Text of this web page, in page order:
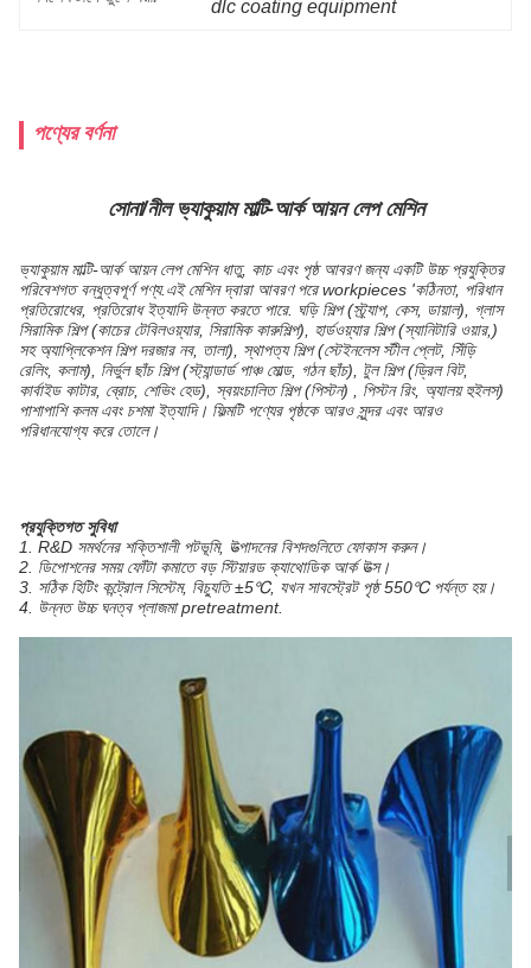
dlc coating equipment
পণ্যের বর্ণনা
সোনা/নীল ভ্যাকুয়াম মাল্টি-আর্ক আয়ন লেপ মেশিন
ভ্যাকুয়াম মাল্টি-আর্ক আয়ন লেপ মেশিন ধাতু, কাচ এবং পৃষ্ঠ আবরণ জন্য একটি উচ্চ প্রযুক্তির
পরিবেশগত বন্ধুত্বপূর্ণ পণ্য.এই মেশিন দ্বারা আবরণ পরে workpieces 'কঠিনতা, পরিধান
প্রতিরোধের, প্রতিরোধ ইত্যাদি উন্নত করতে পারে. ঘড়ি শিল্প (স্ট্র্যাপ, কেস, ডায়াল), গ্লাস
সিরামিক শিল্প (কাচের টেবিলওয়্যার, সিরামিক কারুশিল্প), হার্ডওয়্যার শিল্প (স্যানিটারি ওয়ার,)
সহ অ্যাপ্লিকেশন শিল্প দরজার নব, তালা), স্থাপত্য শিল্প (স্টেইনলেস স্টীল প্লেট, সিঁড়ি
রেলিং, কলাম), নির্ভুল ছাঁচ শিল্প (স্ট্যান্ডার্ড পাঞ্চ মোল্ড, গঠন ছাঁচ), টুল শিল্প (ড্রিল বিট,
কার্বাইড কাটার, ব্রোচ, শেভিং হেড), স্বয়ংচালিত শিল্প (পিস্টন) , পিস্টন রিং, অ্যালয় হুইলস)
পাশাপাশি কলম এবং চশমা ইত্যাদি। ফিল্মটি পণ্যের পৃষ্ঠকে আরও সুন্দর এবং আরও
পরিধানযোগ্য করে তোলে।
প্রযুক্তিগত সুবিধা
1. R&D সমর্থনের শক্তিশালী পটভূমি, উত্পাদনের বিশদগুলিতে ফোকাস করুন।
2. ডিপোশনের সময় ফোঁটা কমাতে বড় স্টিয়ারড ক্যাথোডিক আর্ক উত্স।
3. সঠিক হিটিং কন্ট্রোল সিস্টেম, বিচ্যুতি ±5℃, যখন সাবস্ট্রেট পৃষ্ঠ 550℃ পর্যন্ত হয়।
4. উন্নত উচ্চ ঘনত্ব প্লাজমা pretreatment.